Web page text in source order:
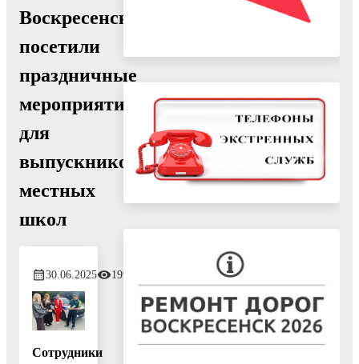
Воскресенск
посетили
праздничные
мероприятия
для
выпускников
местных
школ
30.06.2025 199
Сотрудники